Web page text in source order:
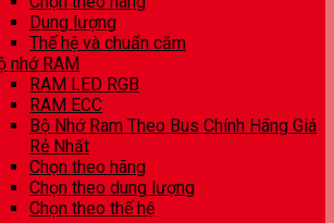
Dung lượng
Thế hệ và chuẩn cắm
nhớ RAM
RAM LED RGB
RAM ECC
Bộ Nhớ Ram Theo Bus Chính Hãng Giá
Rẻ Nhất
Chọn theo hãng
Chọn theo dung lượng
Chọn theo thế hệ